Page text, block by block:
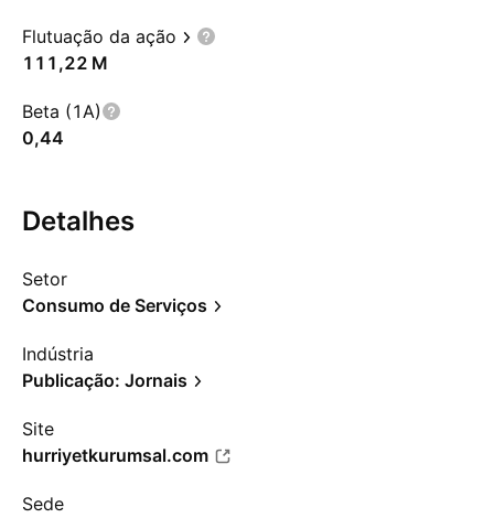
Flutuação da ação
‪111,22 M‬
Beta (1A)
0,44
Detalhes
Setor
Consumo de Serviços
Indústria
Publicação: Jornais
Site
hurriyetkurumsal.com
Sede